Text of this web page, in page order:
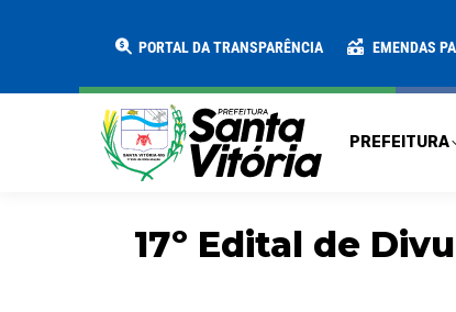
PORTAL DA TRANSPARÊNCIA EMENDAS
PREFEITURA
17º Edital de